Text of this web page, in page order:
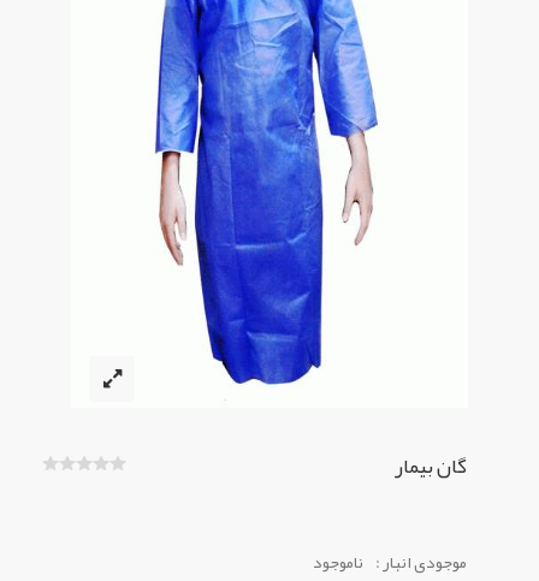
گان بیمار
موجودی انبار : ناموجود